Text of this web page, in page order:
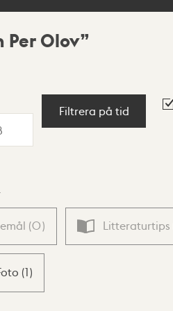
Per Olov
Filtrera på tid
(0) Litteraturtips
(1)